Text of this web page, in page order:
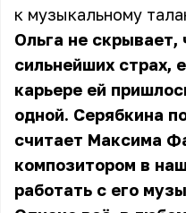
к музыкальному
Ольга не
сильнейших страх,
карьере ей
одной. Серябкина
считает Максима
композитором в
работать с его